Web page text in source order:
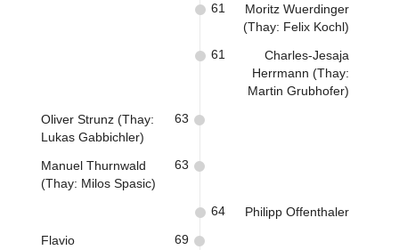
Moritz Wuerdinger
(Thay: Felix Kochl)
61
Charles-Jesaja
Herrmann (Thay:
Martin Grubhofer)
61
Oliver Strunz (Thay:
Lukas Gabbichler)
63
Manuel Thurnwald
(Thay: Milos Spasic)
63
Philipp Offenthaler
64
Flavio 69